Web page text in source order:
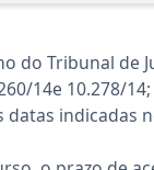
Tribunal de
14e 10.278/14;
indicadas